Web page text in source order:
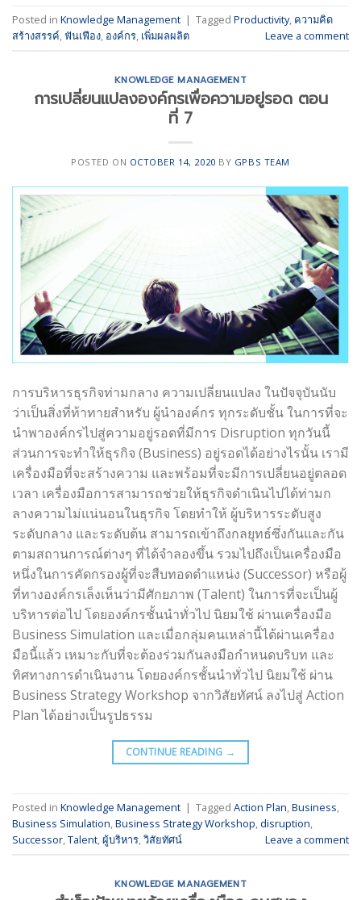
Posted in Knowledge Management | Tagged Productivity, ความคิด
สร้างสรรค์,ฟันเฟือง, องค์กร, เพิ่มผลผลิต Leave a comment
KNOWLEDGE MANAGEMENT
การเปลี่ยนแปลงองค์กรเพื่อความอยู่รอด ตอน
ที่ 7
POSTED ON OCTOBER 14, 2020 BY GPBS TEAM
การบริหารธุรกิจท่ามกลาง ความเปลี่ยนแปลง ในปัจจุบันนับ
ว่าเป็นสิ่งที่ท้าทายสำหรับ ผู้นำองค์กร ทุกระดับชั้น ในการที่จะ
นำพาองค์กรไปสู่ความอยู่รอดที่มีการ Disruption ทุกวันนี้
ส่วนการจะทำให้ธุรกิจ (Business) อยู่รอดได้อย่างไรนั้น เรามี
เครื่องมือที่จะสร้างความ และพร้อมที่จะมีการเปลี่ยนอยู่ตลอด
เวลา เครื่องมือการสามารถช่วยให้ธุรกิจดำเนินไปได้ท่ามก
ลางความไม่แน่นอนในธุรกิจ โดยทำให้ ผู้บริหารระดับสูง
ระดับกลาง และระดับต้น สามารถเข้าถึงกลยุทธ์ซึ่งกันและกัน
ตามสถานการณ์ต่างๆ ที่ได้จำลองขึ้น รวมไปถึงเป็นเครื่องมือ
หนึ่งในการคัดกรองผู้ที่จะสืบทอดตำแหน่ง (Successor) หรือผู้
ที่ทางองค์กรเล็งเห็นว่ามีศักยภาพ (Talent) ในการที่จะเป็นผู้
บริหารต่อไป โดยองค์กรชั้นนำทั่วไป นิยมใช้ ผ่านเครื่องมือ
Business Simulation และเมื่อกลุ่มคนเหล่านี้ได้ผ่านเครื่อง
มือนี้แล้ว เหมาะกับที่จะต้องร่วมกันลงมือกำหนดบริบท และ
ทิศทางการดำเนินงาน โดยองค์กรชั้นนำทั่วไป นิยมใช้ ผ่าน
Business Strategy Workshop จากวิสัยทัศน์ ลงไปสู่ Action
Plan ได้อย่างเป็นรูปธรรม
CONTINUE READING →
Posted in Knowledge Management | Tagged Action Plan,Business,
Business Simulation,Business Strategy Workshop,disruption,
Successor,Talent,ผู้บริหาร,วิสัยทัศน์ Leave a comment
KNOWLEDGE MANAGEMENT